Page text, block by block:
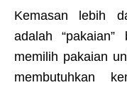
Kemasan lebih
adalah
memilih pakaian
membutuhkan